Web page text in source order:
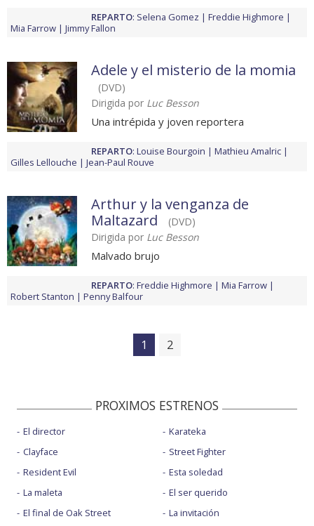
REPARTO: Selena Gomez
Freddie Highmore
Mia Farrow
Jimmy Fallon
Adele y el misterio de la momia
(DVD)
Dirigida por Luc Besson
Una intrépida y joven reportera
REPARTO: Louise Bourgoin
Mathieu Amalric
Gilles Lellouche
Jean-Paul Rouve
Arthur y la venganza de
Maltazard
(DVD)
Dirigida por Luc Besson
Malvado brujo
REPARTO: Freddie Highmore
Mia Farrow
Robert Stanton
Penny Balfour
1 2
PROXIMOS ESTRENOS
El director
Clayface
Resident Evil
La maleta
El final de Oak Street
Karateka
Street Fighter
Esta soledad
El ser querido
La invitación